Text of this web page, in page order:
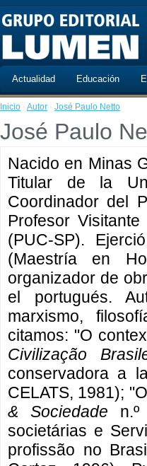
Actualidad Educación
Inicio · Autor · José Paulo Netto
José Paulo
Nacido en Minas
Titular de la
Coordinador del
Profesor
(PUC-SP).
(Maestría en
organizador de
el portugués.
marxismo,
citamos: "O
Civilização
conservadora a
CELATS, 1981);
& Sociedade n.º
societárias e
profissão no